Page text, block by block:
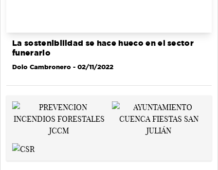
La sostenibilidad se hace hueco en el sector
funerario
Dolo Cambronero - 02/11/2022